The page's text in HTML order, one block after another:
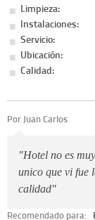
Limpieza:
Instalaciones:
Servicio:
Ubicación:
Calidad:
Por Juan Carlos
"Hotel no es
unico que vi fue
calidad"
Recomendado para: